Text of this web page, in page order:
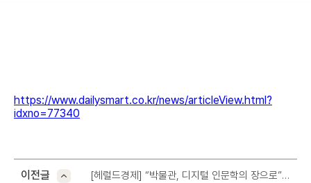
https://www.dailysmart.co.kr/news/articleView.html?
idxno=77340
이전글
[헤럴드경제] “박물관, 디지털 인문학의 장으로”